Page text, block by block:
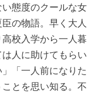
態度のクールな女
の物語。早く大人
校入学から一人暮
人に助けてもらい
「一人前になりた
とを思い知る。不